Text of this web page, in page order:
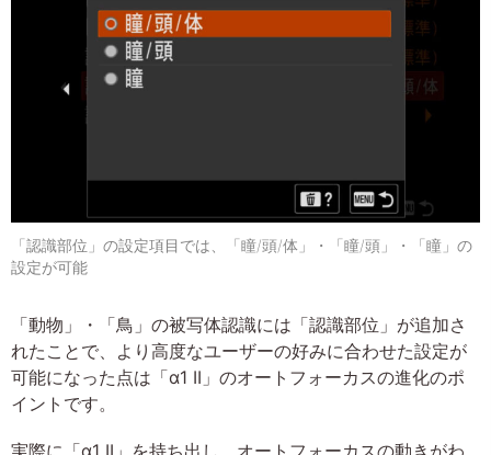
「認識部位」の設定項目では、「瞳/頭/体」・「瞳/頭」・「瞳」の
設定が可能
「動物」・「鳥」の被写体認識には「認識部位」が追加さ
れたことで、より高度なユーザーの好みに合わせた設定が
可能になった点は「α1 II」のオートフォーカスの進化のポ
イントです。